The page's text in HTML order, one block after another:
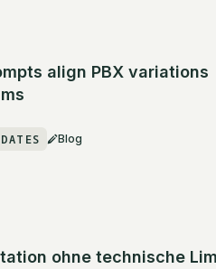
align PBX variations
Blog
ohne technische